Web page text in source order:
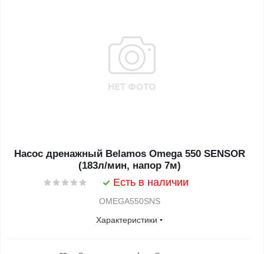
Насос дренажный Belamos Omega 550 SENSOR
(183л/мин, напор 7м)
Есть в наличии
OMEGA550SNS
Характеристики